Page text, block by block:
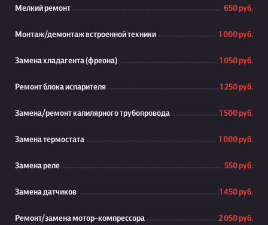
Мелкий ремонт 650 руб.
Монтаж/демонтаж встроенной техники 1 000 руб.
Замена хладагента (фреона) 1 050 руб.
Ремонт блока испарителя 1 250 руб.
Замена/ремонт капилярного трубопровода 1 500 руб.
Замена термостата 1 000 руб.
Замена реле 550 руб.
Замена датчиков 1 450 руб.
Ремонт/замена мотор-компрессора 2 050 руб.